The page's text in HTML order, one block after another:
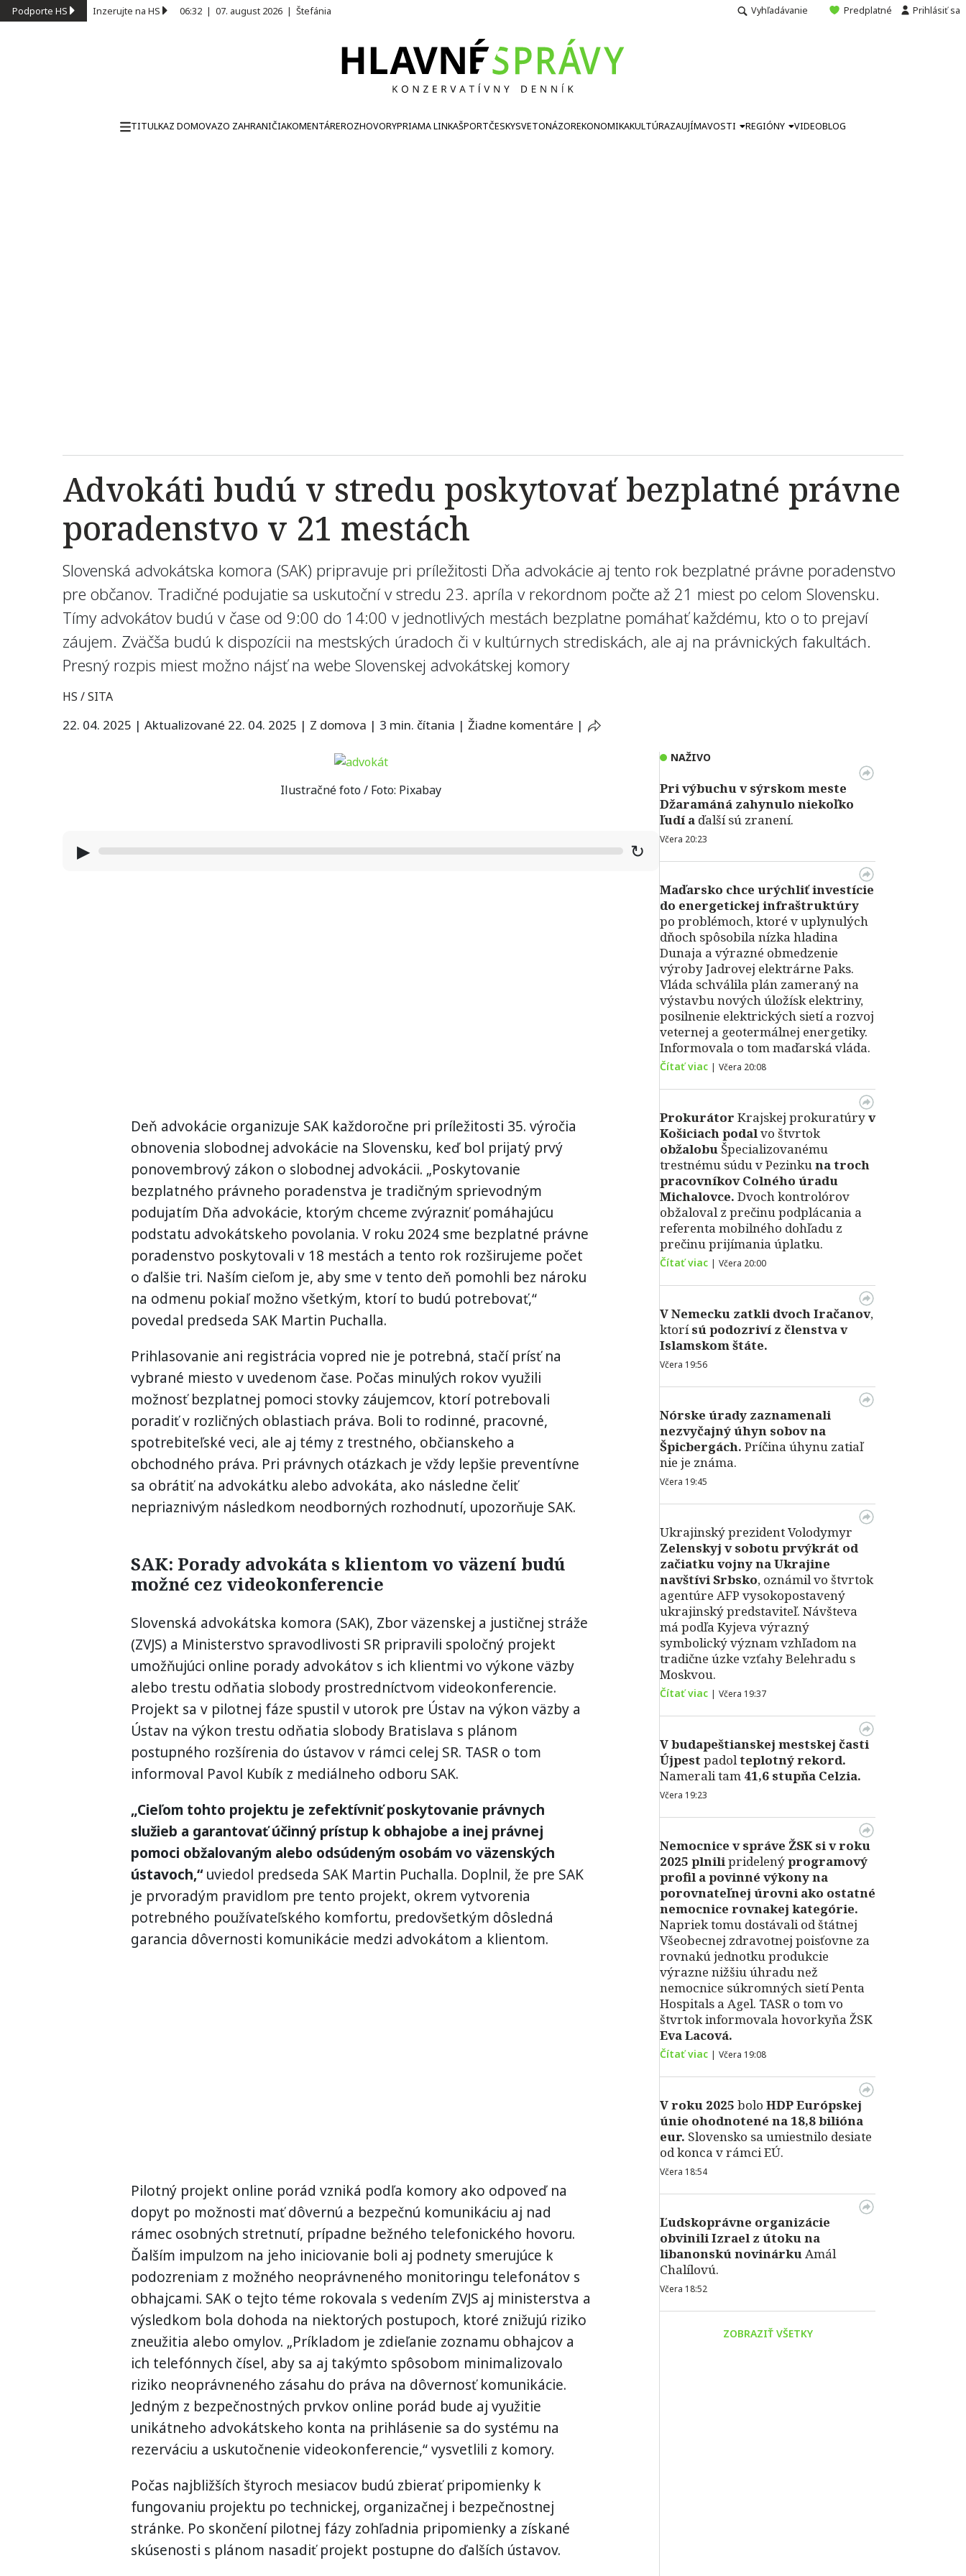
Podporte HS Inzerujte na HS 06:32 | 07. august 2026 | Štefánia Vyhľadávanie Predplatné Prihlásiť sa
TITULKAZ DOMOVAZO ZAHRANIČIAKOMENTÁREROZHOVORYPRIAMA LINKAŠPORTČESKYSVETONÁZOREKONOMIKAKULTÚRAZAUJÍMAVOSTI REGIÓNY VIDEOBLOG
Advokáti budú v stredu poskytovať bezplatné právne
poradenstvo v 21 mestách
Slovenská advokátska komora (SAK) pripravuje pri príležitosti Dňa advokácie aj tento rok bezplatné právne poradenstvo
pre občanov. Tradičné podujatie sa uskutoční v stredu 23. apríla v rekordnom počte až 21 miest po celom Slovensku.
Tímy advokátov budú v čase od 9:00 do 14:00 v jednotlivých mestách bezplatne pomáhať každému, kto o to prejaví
záujem. Zväčša budú k dispozícii na mestských úradoch či v kultúrnych strediskách, ale aj na právnických fakultách.
Presný rozpis miest možno nájsť na webe Slovenskej advokátskej komory
HS / SITA
22. 04. 2025 | Aktualizované 22. 04. 2025 | Z domova | 3 min. čítania | Žiadne komentáre |
Ilustračné foto / Foto: Pixabay
▶ ↻
Deň advokácie organizuje SAK každoročne pri príležitosti 35. výročia
obnovenia slobodnej advokácie na Slovensku, keď bol prijatý prvý
ponovembrový zákon o slobodnej advokácii. „Poskytovanie
bezplatného právneho poradenstva je tradičným sprievodným
podujatím Dňa advokácie, ktorým chceme zvýrazniť pomáhajúcu
podstatu advokátskeho povolania. V roku 2024 sme bezplatné právne
poradenstvo poskytovali v 18 mestách a tento rok rozširujeme počet
o ďalšie tri. Naším cieľom je, aby sme v tento deň pomohli bez nároku
na odmenu pokiaľ možno všetkým, ktorí to budú potrebovať,“
povedal predseda SAK Martin Puchalla.
Prihlasovanie ani registrácia vopred nie je potrebná, stačí prísť na
vybrané miesto v uvedenom čase. Počas minulých rokov využili
možnosť bezplatnej pomoci stovky záujemcov, ktorí potrebovali
poradiť v rozličných oblastiach práva. Boli to rodinné, pracovné,
spotrebiteľské veci, ale aj témy z trestného, občianskeho a
obchodného práva. Pri právnych otázkach je vždy lepšie preventívne
sa obrátiť na advokátku alebo advokáta, ako následne čeliť
nepriaznivým následkom neodborných rozhodnutí, upozorňuje SAK.
SAK: Porady advokáta s klientom vo väzení budú
možné cez videokonferencie
Slovenská advokátska komora (SAK), Zbor väzenskej a justičnej stráže
(ZVJS) a Ministerstvo spravodlivosti SR pripravili spoločný projekt
umožňujúci online porady advokátov s ich klientmi vo výkone väzby
alebo trestu odňatia slobody prostredníctvom videokonferencie.
Projekt sa v pilotnej fáze spustil v utorok pre Ústav na výkon väzby a
Ústav na výkon trestu odňatia slobody Bratislava s plánom
postupného rozšírenia do ústavov v rámci celej SR. TASR o tom
informoval Pavol Kubík z mediálneho odboru SAK.
„Cieľom tohto projektu je zefektívniť poskytovanie právnych
služieb a garantovať účinný prístup k obhajobe a inej právnej
pomoci obžalovaným alebo odsúdeným osobám vo väzenských
ústavoch,“uviedol predseda SAK Martin Puchalla. Doplnil, že pre SAK
je prvoradým pravidlom pre tento projekt, okrem vytvorenia
potrebného používateľského komfortu, predovšetkým dôsledná
garancia dôvernosti komunikácie medzi advokátom a klientom.
Pilotný projekt online porád vzniká podľa komory ako odpoveď na
dopyt po možnosti mať dôvernú a bezpečnú komunikáciu aj nad
rámec osobných stretnutí, prípadne bežného telefonického hovoru.
Ďalším impulzom na jeho iniciovanie boli aj podnety smerujúce k
podozreniam z možného neoprávneného monitoringu telefonátov s
obhajcami. SAK o tejto téme rokovala s vedením ZVJS aj ministerstva a
výsledkom bola dohoda na niektorých postupoch, ktoré znižujú riziko
zneužitia alebo omylov. „Príkladom je zdieľanie zoznamu obhajcov a
ich telefónnych čísel, aby sa aj takýmto spôsobom minimalizovalo
riziko neoprávneného zásahu do práva na dôvernosť komunikácie.
Jedným z bezpečnostných prvkov online porád bude aj využitie
unikátneho advokátskeho konta na prihlásenie sa do systému na
rezerváciu a uskutočnenie videokonferencie,“ vysvetlili z komory.
Počas najbližších štyroch mesiacov budú zbierať pripomienky k
fungovaniu projektu po technickej, organizačnej i bezpečnostnej
stránke. Po skončení pilotnej fázy zohľadnia pripomienky a získané
skúsenosti s plánom nasadiť projekt postupne do ďalších ústavov.
NAŽIVO
Pri výbuchu v sýrskom meste
Džaramáná zahynulo niekoľko
ľudí a ďalší sú zranení.
Včera 20:23
Maďarsko chce urýchliť investície
do energetickej infraštruktúry
po problémoch, ktoré v uplynulých
dňoch spôsobila nízka hladina
Dunaja a výrazné obmedzenie
výroby Jadrovej elektrárne Paks.
Vláda schválila plán zameraný na
výstavbu nových úložísk elektriny,
posilnenie elektrických sietí a rozvoj
veternej a geotermálnej energetiky.
Informovala o tom maďarská vláda.
Čítať viac | Včera 20:08
Prokurátor Krajskej prokuratúryv
Košiciach podalvo štvrtok
obžalobu Špecializovanému
trestnému súdu v Pezinkuna troch
pracovníkov Colného úradu
Michalovce. Dvoch kontrolórov
obžaloval z prečinu podplácania a
referenta mobilného dohľadu z
prečinu prijímania úplatku.
Čítať viac | Včera 20:00
V Nemecku zatkli dvoch Iračanov,
ktorísú podozriví z členstva v
Islamskom štáte.
Včera 19:56
Nórske úrady zaznamenali
nezvyčajný úhyn sobov na
Špicbergách. Príčina úhynu zatiaľ
nie je známa.
Včera 19:45
Ukrajinský prezident Volodymyr
Zelenskyj v sobotu prvýkrát od
začiatku vojny na Ukrajine
navštívi Srbsko, oznámil vo štvrtok
agentúre AFP vysokopostavený
ukrajinský predstaviteľ. Návšteva
má podľa Kyjeva výrazný
symbolický význam vzhľadom na
tradične úzke vzťahy Belehradu s
Moskvou.
Čítať viac | Včera 19:37
Vbudapeštianskej mestskej časti
Újpestpadolteplotný rekord.
Namerali tam 41,6 stupňa Celzia.
Včera 19:23
Nemocnice v správe ŽSK si v roku
2025 plnilipridelenýprogramový
profil a povinné výkony na
porovnateľnej úrovni ako ostatné
nemocnice rovnakej kategórie.
Napriek tomu dostávali od štátnej
Všeobecnej zdravotnej poisťovne za
rovnakú jednotku produkcie
výrazne nižšiu úhradu než
nemocnice súkromných sietí Penta
Hospitals a Agel. TASR o tom vo
štvrtok informovala hovorkyňa ŽSK
Eva Lacová.
Čítať viac | Včera 19:08
V roku 2025 bolo HDPEurópskej
únie ohodnotené na 18,8 bilióna
eur. Slovensko sa umiestnilo desiate
od konca v rámci EÚ.
Včera 18:54
Ľudskoprávne organizácie
obvinili Izrael z útoku na
libanonskú novinárkuAmál
Chalílovú.
Včera 18:52
ZOBRAZIŤ VŠETKY